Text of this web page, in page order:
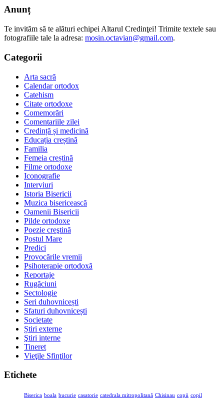
Anunț
Te invităm să te alături echipei Altarul Credinţei! Trimite textele sau
fotografiile tale la adresa: mosin.octavian@gmail.com.
Categorii
Arta sacră
Calendar ortodox
Catehism
Citate ortodoxe
Comemorări
Comentariile zilei
Credință și medicină
Educația creștină
Familia
Femeia creștină
Filme ortodoxe
Iconografie
Interviuri
Istoria Bisericii
Muzica bisericească
Oamenii Bisericii
Pilde ortodoxe
Poezie creştină
Postul Mare
Predici
Provocările vremii
Psihoterapie ortodoxă
Reportaje
Rugăciuni
Sectologie
Seri duhovnicești
Sfaturi duhovnicești
Societate
Știri externe
Ştiri interne
Tineret
Vieţile Sfinţilor
Etichete
Biserica boala bucurie casatorie catedrala mitropolitană Chisinau copii copil